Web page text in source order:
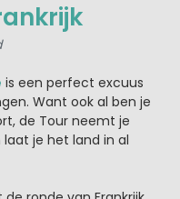
is een perfect excuus
Want ook al ben je
de Tour neemt je
je het land in al